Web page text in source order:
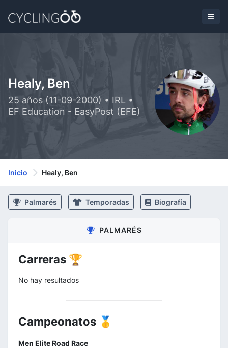
Healy, Ben
25 años (11-09-2000) • IRL •
EF Education - EasyPost (EFE)
Inicio Healy, Ben
Palmarés Temporadas Biografía
PALMARÉS
Carreras 🏆
No hay resultados
Campeonatos 🥇
Men Elite Road Race